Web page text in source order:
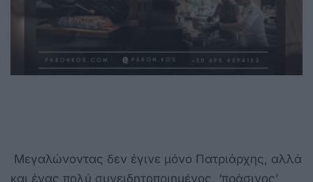
Μεγαλώνοντας δεν έγινε μόνο Πατριάρχης, αλλά
και ένας πολύ συνειδητοποιημένος, ‘πράσινος’